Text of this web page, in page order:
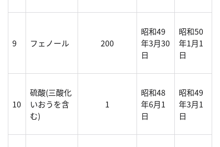
9 フェノール 200
昭和49
年3月30
日
昭和50
年1月1
日
10
硫酸(三酸化
いおうを含
む)
1
昭和48
年6月1
日
昭和49
年3月1
日